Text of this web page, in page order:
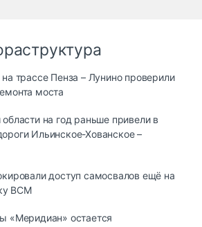
трассе Пенза – Лунино проверили
моста
на год раньше привели в
Ильинское-Хованское –
доступ самосвалов ещё на
ВСМ
«Меридиан» остается